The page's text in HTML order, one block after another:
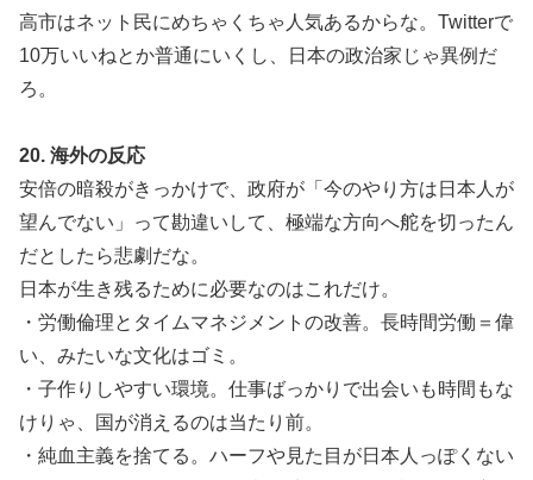
高市はネット民にめちゃくちゃ人気あるからな。Twitterで
10万いいねとか普通にいくし、日本の政治家じゃ異例だ
ろ。
20. 海外の反応
安倍の暗殺がきっかけで、政府が「今のやり方は日本人が
望んでない」って勘違いして、極端な方向へ舵を切ったん
だとしたら悲劇だな。
日本が生き残るために必要なのはこれだけ。
・労働倫理とタイムマネジメントの改善。長時間労働＝偉
い、みたいな文化はゴミ。
・子作りしやすい環境。仕事ばっかりで出会いも時間もな
けりゃ、国が消えるのは当たり前。
・純血主義を捨てる。ハーフや見た目が日本人っぽくない